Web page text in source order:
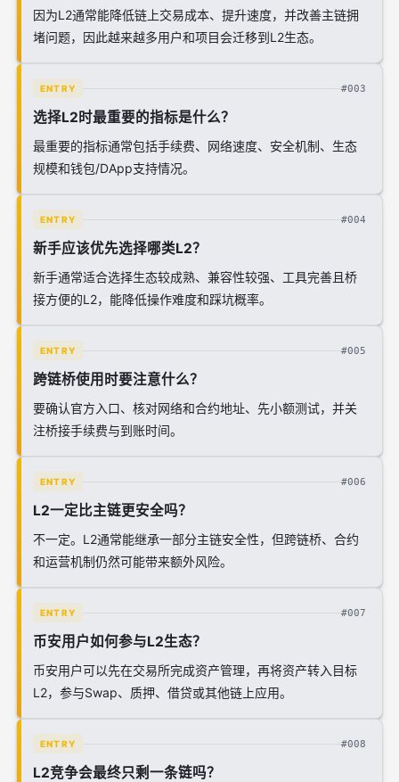
因为L2通常能降低链上交易成本、提升速度，并改善主链拥
堵问题，因此越来越多用户和项目会迁移到L2生态。
ENTRY #003
选择L2时最重要的指标是什么？
最重要的指标通常包括手续费、网络速度、安全机制、生态
规模和钱包/DApp支持情况。
ENTRY #004
新手应该优先选择哪类L2？
新手通常适合选择生态较成熟、兼容性较强、工具完善且桥
接方便的L2，能降低操作难度和踩坑概率。
ENTRY #005
跨链桥使用时要注意什么？
要确认官方入口、核对网络和合约地址、先小额测试，并关
注桥接手续费与到账时间。
ENTRY #006
L2一定比主链更安全吗？
不一定。L2通常能继承一部分主链安全性，但跨链桥、合约
和运营机制仍然可能带来额外风险。
ENTRY #007
币安用户如何参与L2生态？
币安用户可以先在交易所完成资产管理，再将资产转入目标
L2，参与Swap、质押、借贷或其他链上应用。
ENTRY #008
L2竞争会最终只剩一条链吗？